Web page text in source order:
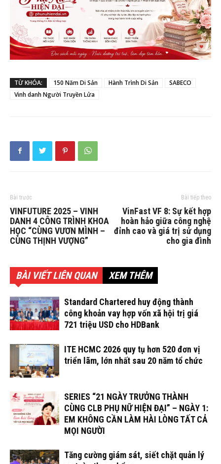
TỪ KHÓA: 150 Năm Di Sản Hành Trình Di Sản
SABECO
Vinh danh Người Truyền Lửa
Bài trước
VINFUTURE 2025 – VINH
DANH 4 CÔNG TRÌNH KHOA
HỌC “CÙNG VƯƠN MÌNH –
CÙNG THỊNH VƯỢNG”
Bài tiếp theo
VinFast VF 8: Sự kết hợp
hoàn hảo giữa công nghệ
đỉnh cao và giá trị sử dụng
cho gia đình
BÀI VIẾT LIÊN QUAN XEM THÊM
Standard Chartered huy động thành
công khoản vay hợp vốn xã hội trị giá
721 triệu USD cho HDBank
ITE HCMC 2026 quy tụ hơn 520 đơn vị
triển lãm, lớn nhất sau 20 năm tổ chức
SERIES “21 NGÀY TRƯỞNG THÀNH
CÙNG CLB PHỤ NỮ HIỆN ĐẠI” – NGÀY 1:
EM KHÔNG CẦN LÀM HÀI LÒNG TẤT CẢ
MỌI NGƯỜI
Tăng cường giám sát, siết chặt quản lý